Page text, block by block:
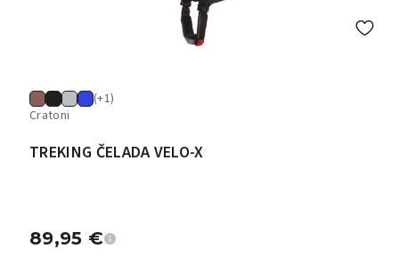
(+1)
Cratoni
TREKING ČELADA VELO-X
89,95 €